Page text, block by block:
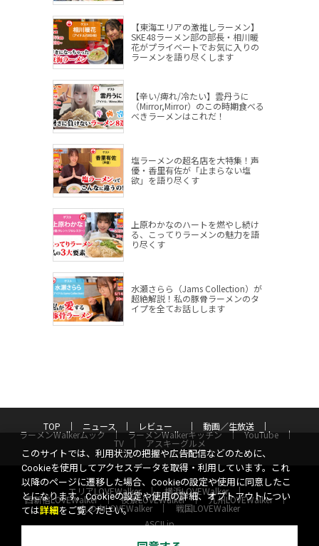
【東海エリアの激推しラーメン】
SKE48ラーメン部の部長・相川暖
花がプライベートでお気に入りの
ラーメンを語り尽くします
【辛い/痺れ/冷たい】雲丹うに
（Mirror,Mirror）のこの時期食べる
べきラーメンはこれだ！
塩ラーメンの超名店を大特集！声
優・香里有佐が「止まらない塩
欲」を語り尽くす
上原わかなのハートを燃やし続け
る、こってりラーメンの魅力を語
り尽くす
水瀬さらら（Jams Collection）が
超絶解説！私の豚骨ラーメンのタ
イプを全てお話しします
TOP ニュース レビュー 動画／生放送
ラーメンWalkerムック ラーメンWalkerキッチン YouTube
TV アスキーグルメ
エリアLOVEWalker 横浜LOVEWalker
西新宿LOVEWalker 夜景LOVEWalker 九州LOVEWalker
丸の内LOVEWalker
戦国LOVEWalker
ASCII.jp
このサイトでは、利用状況の把握や広告配信などのために、
Cookieを使用してアクセスデータを取得・利用しています。これ
以降のページに遷移した場合、Cookieの設定や使用に同意したこ
とになります。Cookieの設定や使用の詳細、オプトアウトについ
ては詳細 をご覧ください。